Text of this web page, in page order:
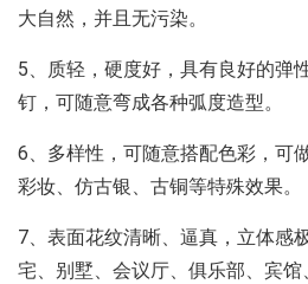
大自然，并且无污染。
5、质轻，硬度好，具有良好的弹
钉，可随意弯成各种弧度造型。
6、多样性，可随意搭配色彩，可
彩妆、仿古银、古铜等特殊效果。
7、表面花纹清晰、逼真，立体感
宅、别墅、会议厅、俱乐部、宾馆